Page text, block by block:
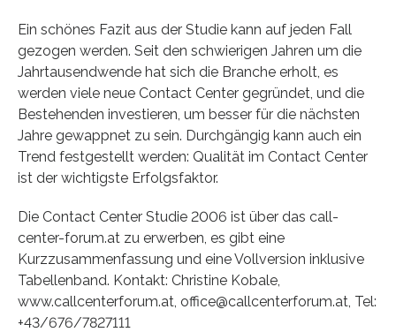
Ein schönes Fazit aus der Studie kann auf jeden Fall
gezogen werden. Seit den schwierigen Jahren um die
Jahrtausendwende hat sich die Branche erholt, es
werden viele neue Contact Center gegründet, und die
Bestehenden investieren, um besser für die nächsten
Jahre gewappnet zu sein. Durchgängig kann auch ein
Trend festgestellt werden: Qualität im Contact Center
ist der wichtigste Erfolgsfaktor.
Die Contact Center Studie 2006 ist über das call-
center-forum.at zu erwerben, es gibt eine
Kurzzusammenfassung und eine Vollversion inklusive
Tabellenband. Kontakt: Christine Kobale,
www.callcenterforum.at, office@callcenterforum.at, Tel:
+43/676/7827111